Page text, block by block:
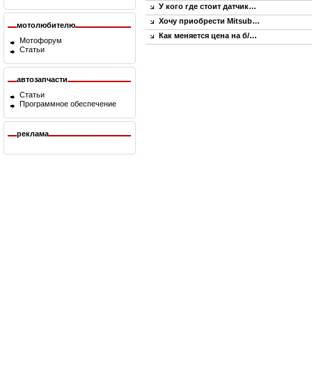
мотолюбителю
Мотофорум
Статьи
автозапчасти
Статьи
Программное обеспечение
реклама
У кого где стоит датчик…
Хочу приобрести Mitsub…
Как меняется цена на б/…